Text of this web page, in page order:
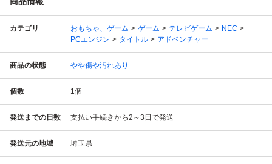
カテゴリ おもちゃ、ゲーム ゲーム テレビゲーム
NEC
PCエンジン
タイトル アドベンチャー
商品の状態 やや傷や汚れあり
個数 1個
発送までの日数 支払い手続きから2～3日で発送
発送元の地域 埼玉県